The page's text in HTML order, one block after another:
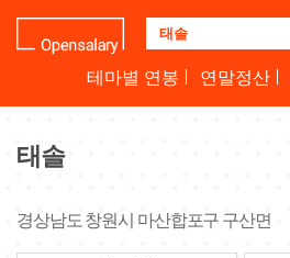
기
업
명
테마별 연봉 연말정산
태솔
경상남도 창원시 마산합포구 구산면